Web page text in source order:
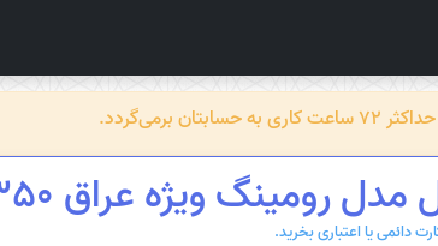
ویژه عراق 350 مگابایت 7 روزه دائمی